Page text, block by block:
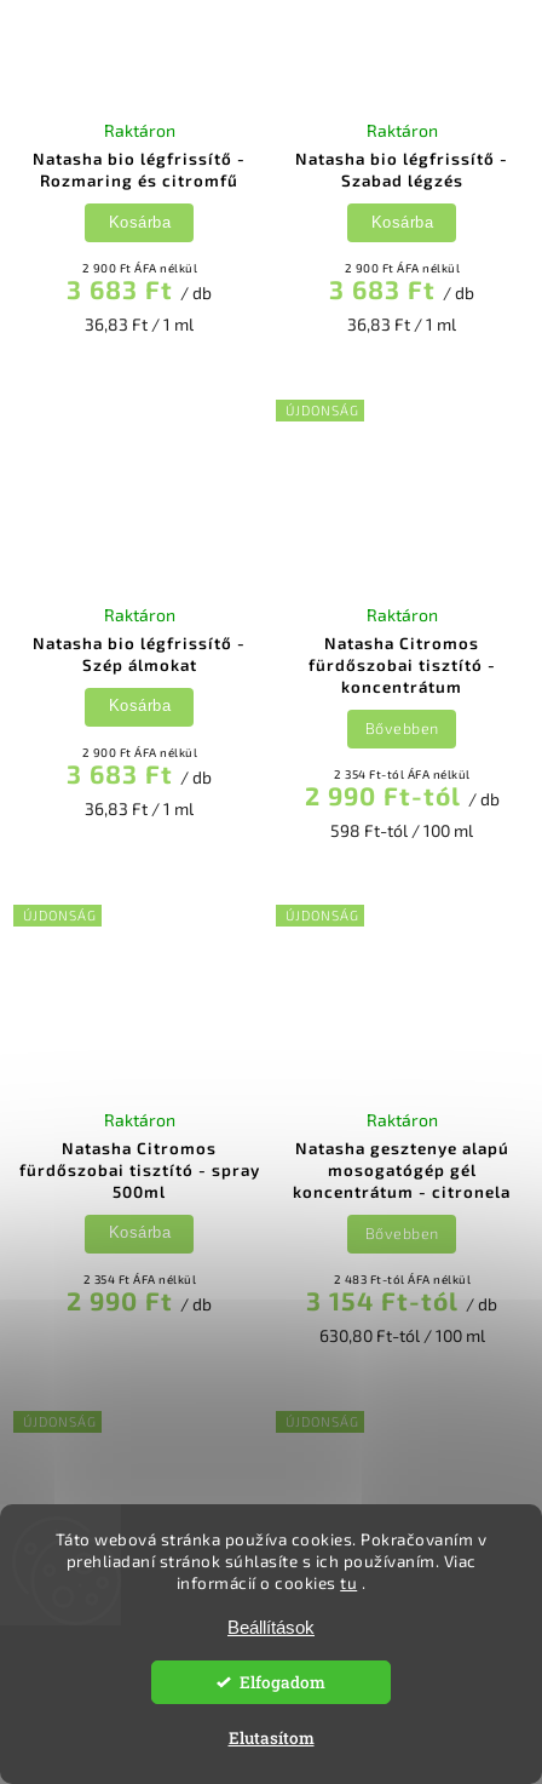
Táto webová stránka používa cookies. Pokračovaním v
prehliadaní stránok súhlasíte s ich používaním. Viac
informácií o cookiestu .
Beállítások
Elutasítom
Elfogadom
Natasha bio légfrissítő -
Rozmaring és citromfű
Raktáron
2 900 Ft ÁFA nélkül
3 683 Ft / db
36,83 Ft / 1 ml
Kosárba
Natasha bio légfrissítő -
Szabad légzés
Raktáron
2 900 Ft ÁFA nélkül
3 683 Ft / db
36,83 Ft / 1 ml
Kosárba
Natasha bio légfrissítő -
Szép álmokat
Raktáron
2 900 Ft ÁFA nélkül
3 683 Ft / db
36,83 Ft / 1 ml
Kosárba
ÚJDONSÁG
Natasha Citromos
fürdőszobai tisztító -
koncentrátum
Raktáron
2 354 Ft-tól ÁFA nélkül
2 990 Ft-tól / db
598 Ft-tól / 100 ml
Bővebben
ÚJDONSÁG
Natasha Citromos
fürdőszobai tisztító - spray
500ml
Raktáron
2 354 Ft ÁFA nélkül
2 990 Ft / db
Kosárba
ÚJDONSÁG
Natasha gesztenye alapú
mosogatógép gél
koncentrátum - citronela
Raktáron
2 483 Ft-tól ÁFA nélkül
3 154 Ft-tól / db
630,80 Ft-tól / 100 ml
Bővebben
ÚJDONSÁG
mosogatószer citromfűvel
ÚJDONSÁG
mosógél koncentrátum -
levendula